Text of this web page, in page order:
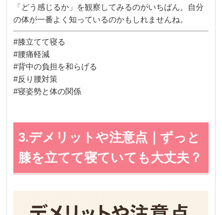
「どう感じるか」を観察してみるのがいちばん。自分
の体が一番よく知っているのかもしれませんね。
#膝立てて寝る
#腰痛軽減
#背中の負担を和らげる
#反り腰対策
#寝姿勢と体の関係
3.デメリットや注意点｜ずっと
膝を立てて寝ていても大丈夫？